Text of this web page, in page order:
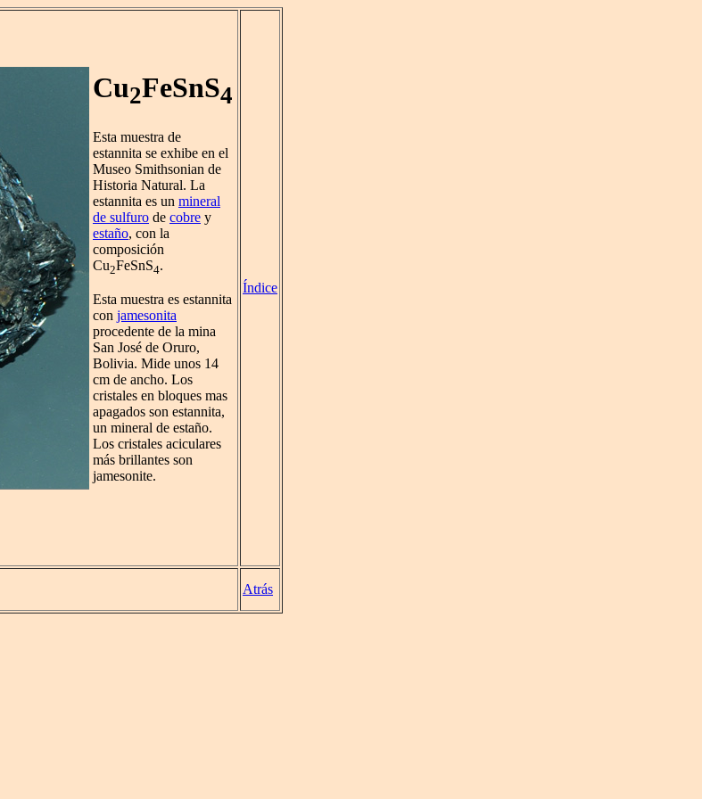
Cu2FeSnS4
Esta muestra de
estannita se exhibe en el
Museo Smithsonian de
Historia Natural. La
estannita es un mineral
de sulfuro de cobre y
estaño, con la
composición
Cu2FeSnS4.
Esta muestra es estannita
con jamesonita
procedente de la mina
San José de Oruro,
Bolivia. Mide unos 14
cm de ancho. Los
cristales en bloques mas
apagados son estannita,
un mineral de estaño.
Los cristales aciculares
más brillantes son
jamesonite.
Índice
Atrás